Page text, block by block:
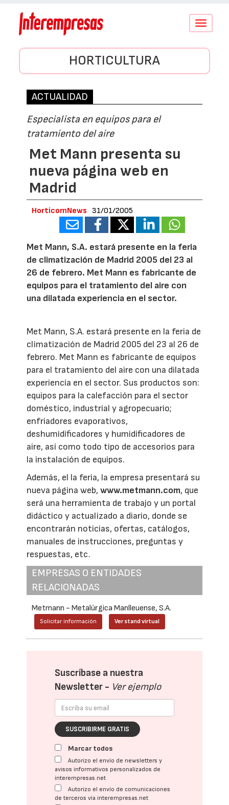
Conmutar
HORTICULTURA
ACTUALIDAD
Especialista en equipos para el
tratamiento del aire
Met Mann presenta su
nueva página web en
Madrid
HorticomNews 31/01/2005
Met Mann, S.A. estará presente en la feria
de climatización de Madrid 2005 del 23 al
26 de febrero. Met Mann es fabricante de
equipos para el tratamiento del aire con
una dilatada experiencia en el sector.
Met Mann, S.A. estará presente en la feria de
climatización de Madrid 2005 del 23 al 26 de
febrero. Met Mann es fabricante de equipos
para el tratamiento del aire con una dilatada
experiencia en el sector. Sus productos son:
equipos para la calefacción para el sector
doméstico, industrial y agropecuario;
enfriadores evaporativos,
deshumidificadores y humidificadores de
aire, así como todo tipo de accesorios para
la instalación de equipos.
Además, el la feria, la empresa presentará su
nueva página web,www.metmann.com, que
será una herramienta de trabajo y un portal
didáctico y actualizado a diario, donde se
encontrarán noticias, ofertas, catálogos,
manuales de instrucciones, preguntas y
respuestas, etc.
EMPRESAS O ENTIDADES
RELACIONADAS
Metmann - Metalúrgica Manlleuense, S.A.
Solicitar información Ver stand virtual
Suscríbase a nuestra
Newsletter - Ver ejemplo
SUSCRIBIRME GRATIS
Marcar todos
Autorizo el envío de newsletters y
avisos informativos personalizados de
interempresas.net
Autorizo el envío de comunicaciones
de terceros vía interempresas.net